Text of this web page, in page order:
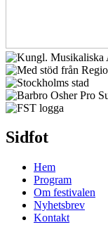
Sidfot
Hem
Program
Om festivalen
Nyhetsbrev
Kontakt